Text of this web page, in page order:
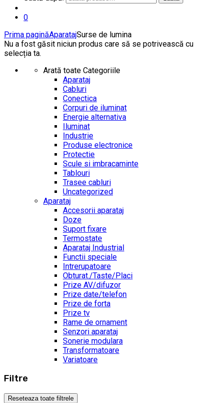
0
Prima paginăAparatajSurse de lumina
Nu a fost găsit niciun produs care să se potrivească cu
selecția ta.
Arată toate Categoriile
Aparataj
Cabluri
Conectica
Corpuri de iluminat
Energie alternativa
Iluminat
Industrie
Produse electronice
Protectie
Scule si imbracaminte
Tablouri
Trasee cabluri
Uncategorized
Aparataj
Accesorii aparataj
Doze
Suport fixare
Termostate
Aparataj Industrial
Functii speciale
Intrerupatoare
Obturat./Taste/Placi
Prize AV/difuzor
Prize date/telefon
Prize de forta
Prize tv
Rame de ornament
Senzori aparataj
Sonerie modulara
Transformatoare
Variatoare
Filtre
Reseteaza toate filtrele